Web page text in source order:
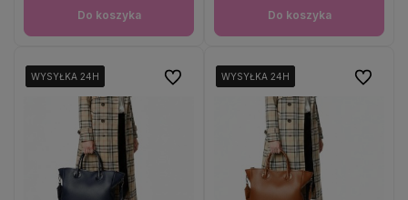
Do koszyka Do koszyka
WYSYŁKA 24H
WYSYŁKA 24H
WYSYŁKA 24H
WYSYŁKA 24H Do ulubionychWYSYŁKA 24H
WYSYŁKA 24H
WYSYŁKA 24H
WYSYŁKA 24H Do